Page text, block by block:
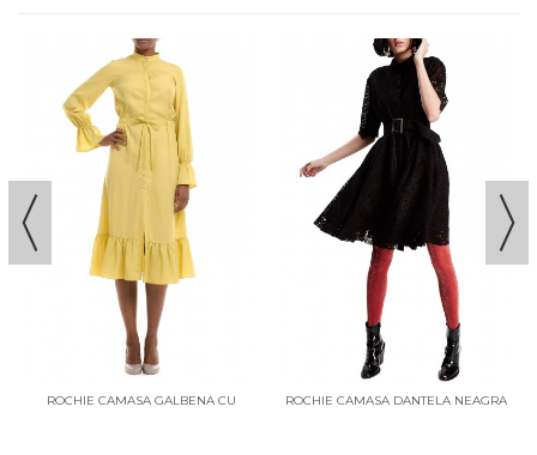
ROCHIE CAMASA GALBENA CU
ROCHIE CAMASA DANTELA NEAGRA